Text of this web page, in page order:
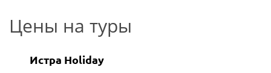
Цены на туры
Истра Holiday